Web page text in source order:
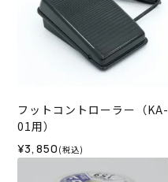
フットコントローラー（KA-
01用）
¥3,850 (税込)